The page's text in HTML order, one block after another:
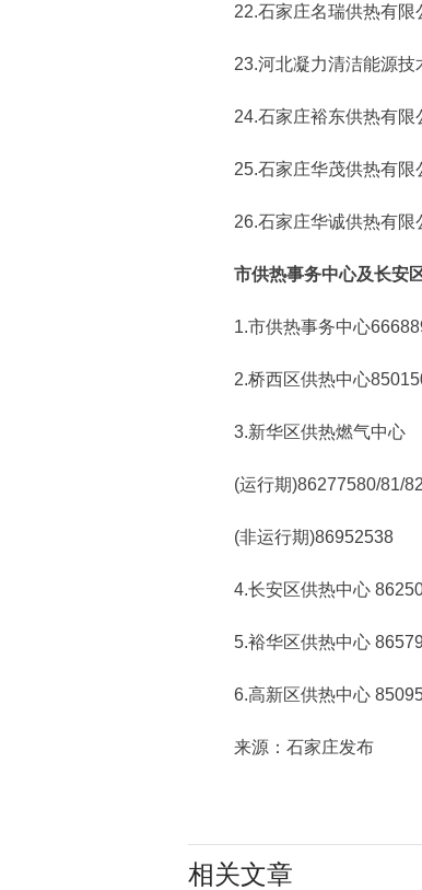
22.石家庄名瑞供热有限
23.河北凝力清洁能源技
24.石家庄裕东供热有限
25.石家庄华茂供热有限
26.石家庄华诚供热有限
市供热事务中心及长安区
1.市供热事务中心
2.桥西区供热中心
3.新华区供热燃气中心
(运行期)86277580/81/
(非运行期)86952538
4.长安区供热中心
5.裕华区供热中心
6.高新区供热中心
来源：石家庄发布
相关文章